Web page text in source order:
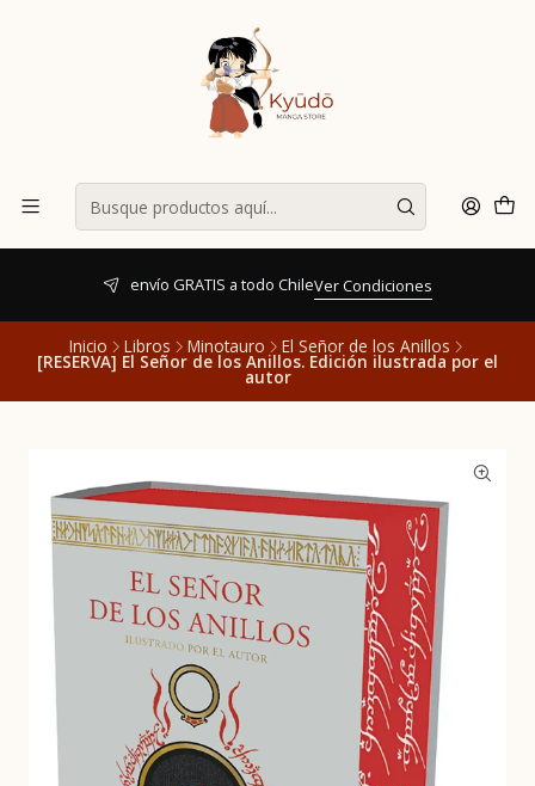
envío GRATIS a todo ChileVer Condiciones
Inicio Libros Minotauro El Señor de los Anillos
[RESERVA] El Señor de los Anillos. Edición ilustrada por el
autor